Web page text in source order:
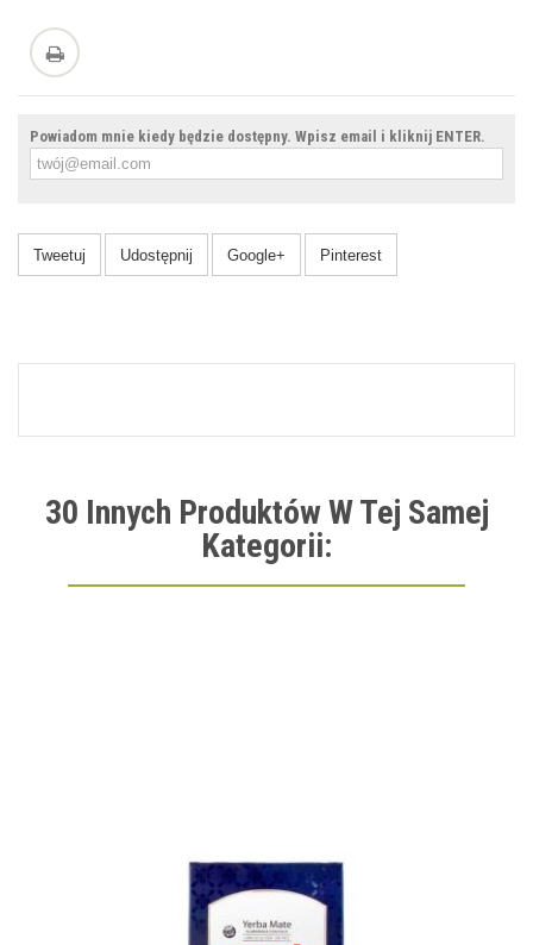
Powiadom mnie kiedy będzie dostępny. Wpisz email i kliknij ENTER.
Tweetuj Udostępnij Google+ Pinterest
30 Innych Produktów W Tej Samej
Kategorii: